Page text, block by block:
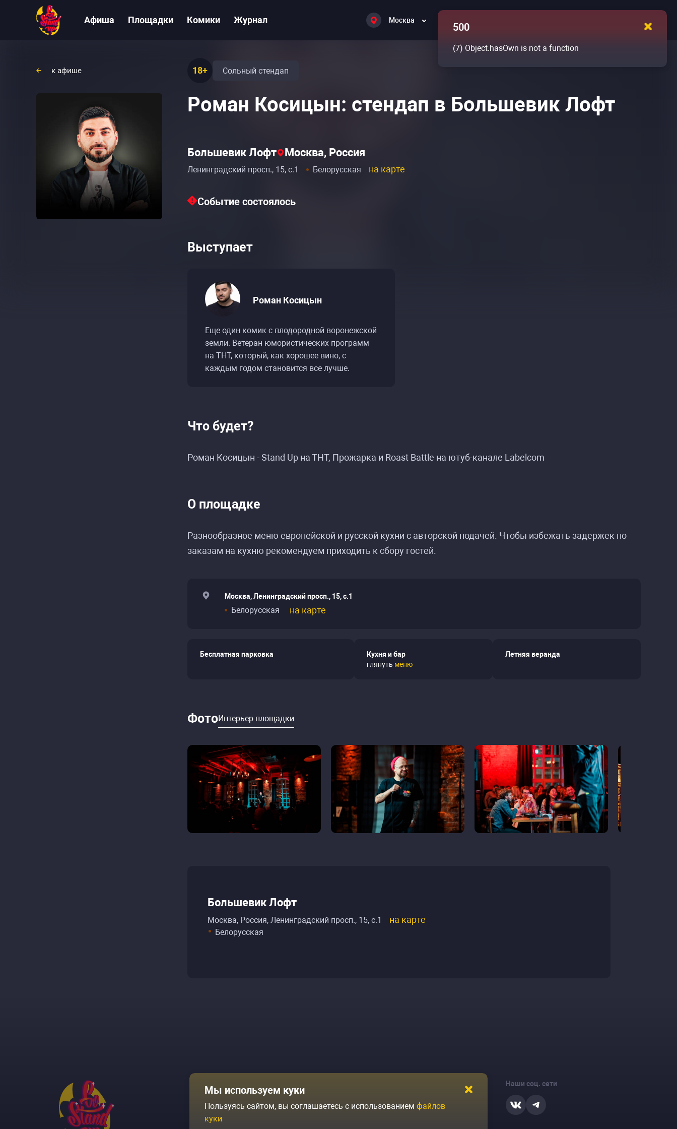
Афиша Площадки Комики Журнал Москва
к афише 18+ Сольный стендап
Роман Косицын: стендап в Большевик Лофт
Большевик Лофт Москва, Россия
Ленинградский просп., 15, с.1 Белорусская на карте
Событие состоялось
Выступает
Роман Косицын
Еще один комик с плодородной воронежской
земли. Ветеран юмористических программ
на ТНТ, который, как хорошее вино, с
каждым годом становится все лучше.
Что будет?
Роман Косицын - Stand Up на ТНТ, Прожарка и Roast Battle на ютуб-канале Labelcom
О площадке
Разнообразное меню европейской и русской кухни с авторской подачей. Чтобы избежать задержек по
заказам на кухню рекомендуем приходить к сбору гостей.
Москва, Ленинградский просп., 15, с.1
Белорусская на карте
Бесплатная парковка
Кухня и бар
глянуть меню
Летняя веранда
ФотоИнтерьер площадки
Большевик Лофт
Москва, Россия, Ленинградский просп., 15, с.1 на карте
Белорусская
Площадки
Архив событий
Журнал Политика конфиденциальности
Наши соц. сети
500
(7) Object.hasOwn is not a function
Мы используем куки
Пользуясь сайтом, вы соглашаетесь с использованием файлов
куки